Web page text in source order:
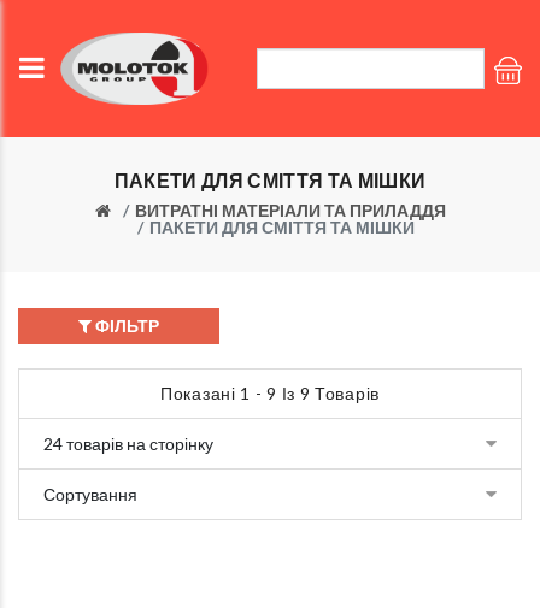
ПАКЕТИ ДЛЯ СМІТТЯ ТА МІШКИ
ВИТРАТНІ МАТЕРІАЛИ ТА ПРИЛАДДЯ
ПАКЕТИ ДЛЯ СМІТТЯ ТА МІШКИ
ФІЛЬТР
Показані 1 - 9 Із 9 Товарів